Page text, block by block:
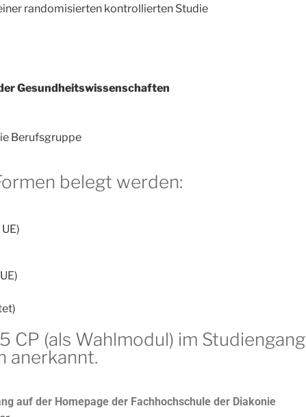
randomisierten kontrollierten Studie
Gesundheitswissenschaften
Berufsgruppe
belegt werden:
CP (als Wahlmodul) im Studiengang
anerkannt.
auf der Homepage der Fachhochschule der Diakonie